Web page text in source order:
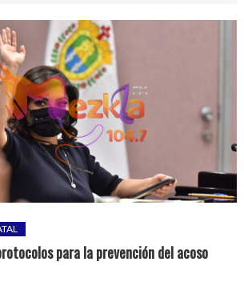
para la prevención del acoso